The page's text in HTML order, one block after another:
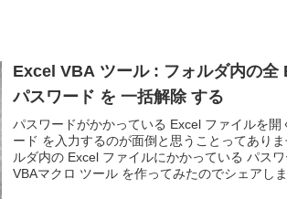
Excel VBA ツール : フォルダ内の全
パスワード を 一括解除 する
パスワードがかかっている Excel ファイルを開
ード を入力するのが面倒と思うことってありませ
ルダ内の Excel ファイルにかかっている パス
VBAマクロ ツール を作ってみたのでシェアしま